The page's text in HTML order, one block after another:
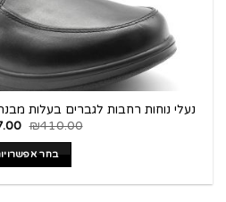
נעלי נוחות רחבות לגברים בעלות מבנה
₪410.00
בחר